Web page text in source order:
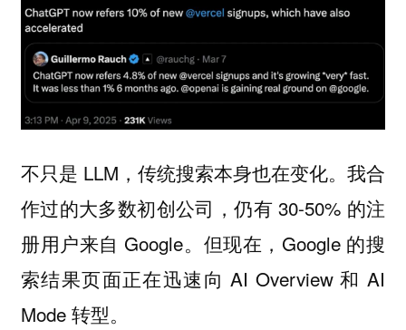
不只是 LLM，传统搜索本身也在变化。我合
作过的大多数初创公司，仍有 30-50% 的注
册用户来自 Google。但现在，Google 的搜
索结果页面正在迅速向 AI Overview 和 AI
Mode 转型。